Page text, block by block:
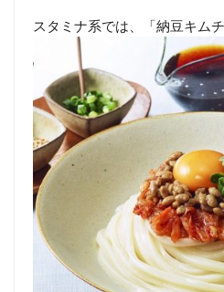
スタミナ系では、「納豆キム